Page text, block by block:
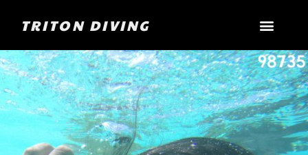
TRITON DIVING